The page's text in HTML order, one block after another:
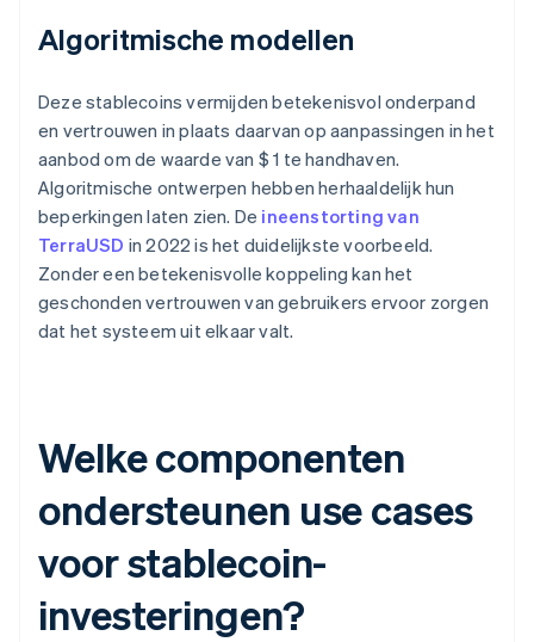
Algoritmische modellen
Deze stablecoins vermijden betekenisvol onderpand
en vertrouwen in plaats daarvan op aanpassingen in het
aanbod om de waarde van $ 1 te handhaven.
Algoritmische ontwerpen hebben herhaaldelijk hun
beperkingen laten zien. De ineenstorting van
TerraUSD in 2022 is het duidelijkste voorbeeld.
Zonder een betekenisvolle koppeling kan het
geschonden vertrouwen van gebruikers ervoor zorgen
dat het systeem uit elkaar valt.
Welke componenten
ondersteunen use cases
voor stablecoin-
investeringen?